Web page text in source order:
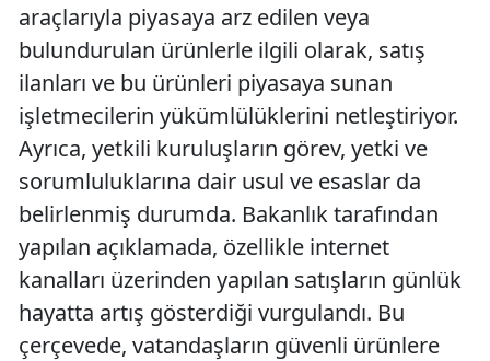
araçlarıyla piyasaya arz edilen veya
bulundurulan ürünlerle ilgili olarak, satış
ilanları ve bu ürünleri piyasaya sunan
işletmecilerin yükümlülüklerini netleştiriyor.
Ayrıca, yetkili kuruluşların görev, yetki ve
sorumluluklarına dair usul ve esaslar da
belirlenmiş durumda. Bakanlık tarafından
yapılan açıklamada, özellikle internet
kanalları üzerinden yapılan satışların günlük
hayatta artış gösterdiği vurgulandı. Bu
çerçevede, vatandaşların güvenli ürünlere